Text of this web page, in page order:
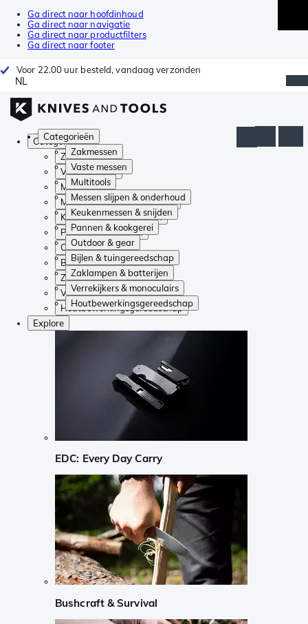
Ga direct naar hoofdinhoud
Ga direct naar navigatie
Ga direct naar productfilters
Ga direct naar footer
Voor 22.00 uur besteld, vandaag verzonden
NL
Categorieën
Zakmessen
Vaste messen
Multitools
Messen slijpen & onderhoud
Keukenmessen & snijden
Pannen & kookgerei
Outdoor & gear
Bijlen & tuingereedschap
Zaklampen & batterijen
Verrekijkers & monoculairs
Houtbewerkingsgereedschap
Categorieën
Zakmessen
Vaste messen
Multitools
Messen slijpen & onderhoud
Keukenmessen & snijden
Pannen & kookgerei
Outdoor & gear
Bijlen & tuingereedschap
Zaklampen & batterijen
Verrekijkers & monoculairs
Houtbewerkingsgereedschap
Explore
EDC: Every Day Carry
Bushcraft & Survival